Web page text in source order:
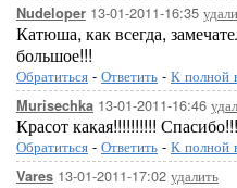
Nudeloper 13-01-2011-16:35
Катюша, как всегда,
большое!!!
Обратиться - Ответить - К полной
Murisechka 13-01-2011-16:46
Красот какая!!!!!!!!!!
Обратиться - Ответить - К полной
Vares 13-01-2011-17:02 удалить